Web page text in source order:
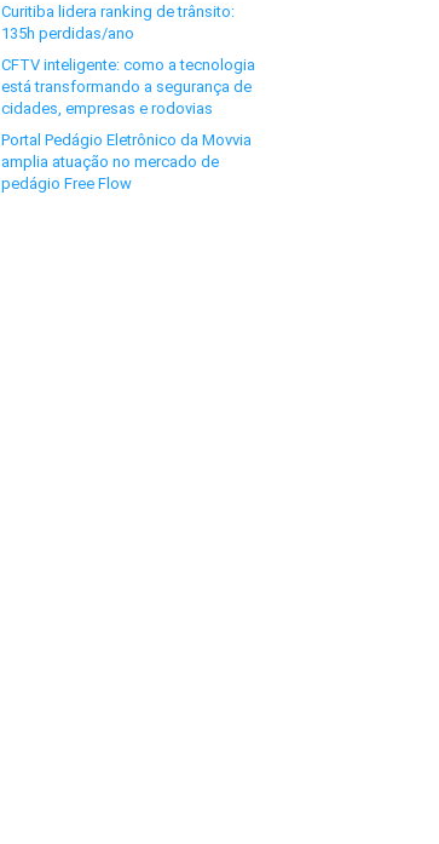
Curitiba lidera ranking de trânsito:
135h perdidas/ano
CFTV inteligente: como a tecnologia
está transformando a segurança de
cidades, empresas e rodovias
Portal Pedágio Eletrônico da Movvia
amplia atuação no mercado de
pedágio Free Flow